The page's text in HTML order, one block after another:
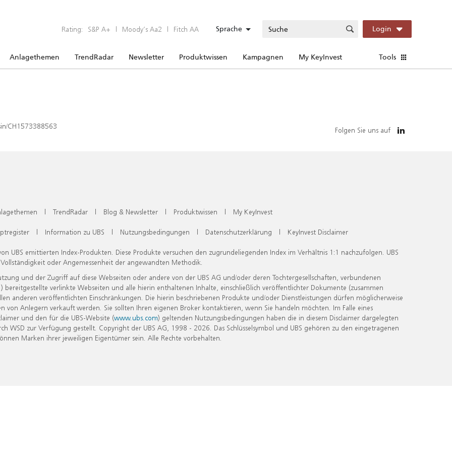
Rating: S&P A+ | Moody’s Aa2 | Fitch AA Sprache Login
Anlagethemen TrendRadar Newsletter Produktwissen Kampagnen My KeyInvest Tools
CH1573388563 Folgen Sie uns auf
| TrendRadar | Blog & Newsletter | Produktwissen | My KeyInvest
| Information zu UBS | Nutzungsbedingungen | Datenschutzerklärung | KeyInvest Disclaimer
UBS emittierten Index-Produkten. Diese Produkte versuchen den zugrundeliegenden Index im Verhältnis 1:1 nachzufolgen. UBS
oder Angemessenheit der angewandten Methodik.
und der Zugriff auf diese Webseiten oder andere von der UBS AG und/oder deren Tochtergesellschaften, verbundenen
verlinkte Webseiten und alle hierin enthaltenen Inhalte, einschließlich veröffentlichter Dokumente (zusammen
anderen veröffentlichten Einschränkungen. Die hierin beschriebenen Produkte und/oder Dienstleistungen dürfen möglicherweise
Anlegern verkauft werden. Sie sollten Ihren eigenen Broker kontaktieren, wenn Sie handeln möchten. Im Falle eines
und den für die UBS-Website (www.ubs.com) geltenden Nutzungsbedingungen haben die in diesem Disclaimer dargelegten
zur Verfügung gestellt. Copyright der UBS AG, 1998 - 2026. Das Schlüsselsymbol und UBS gehören zu den eingetragenen
Marken ihrer jeweiligen Eigentümer sein. Alle Rechte vorbehalten.